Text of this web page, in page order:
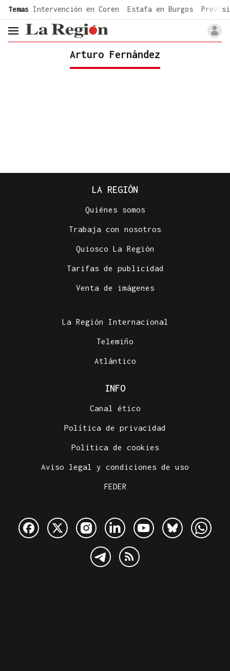
common.go-to-content
Temas Intervención en Coren Estafa en Burgos
header.menu.open
Arturo Fernández
LA REGIÓN
Quiénes somos
Trabaja con nosotros
Quiosco La Región
Tarifas de publicidad
Venta de imágenes
La Región Internacional
Telemiño
Atlántico
INFO
Canal ético
Política de privacidad
Política de cookies
Aviso legal y condiciones de uso
FEDER